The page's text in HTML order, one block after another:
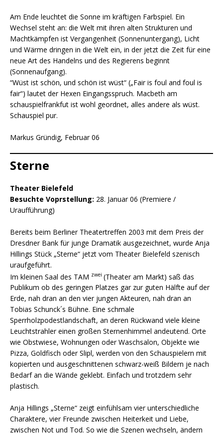
Am Ende leuchtet die Sonne im kräftigen Farbspiel. Ein
Wechsel steht an: die Welt mit ihren alten Strukturen und
Machtkämpfen ist Vergangenheit (Sonnenuntergang), Licht
und Wärme dringen in die Welt ein, in der jetzt die Zeit für eine
neue Art des Handelns und des Regierens beginnt
(Sonnenaufgang).
“Wüst ist schön, und schön ist wüst“ („Fair is foul and foul is
fair“) lautet der Hexen Eingangsspruch. Macbeth am
schauspielfrankfut ist wohl geordnet, alles andere als wüst.
Schauspiel pur.
Markus Gründig, Februar 06
Sterne
Theater Bielefeld
Besuchte Voprstellung: 28. Januar 06 (Premiere /
Uraufführung)
Bereits beim Berliner Theatertreffen 2003 mit dem Preis der
Dresdner Bank für junge Dramatik ausgezeichnet, wurde Anja
Hillings Stück „Sterne“ jetzt vom Theater Bielefeld szenisch
uraufgeführt.
Im kleinen Saal des TAM zwei (Theater am Markt) saß das
Publikum ob des geringen Platzes gar zur guten Hälfte auf der
Erde, nah dran an den vier jungen Akteuren, nah dran an
Tobias Schunck´s Bühne. Eine schmale
Sperrholzpodestlandschaft, an deren Rückwand viele kleine
Leuchtstrahler einen großen Sternenhimmel andeutend. Orte
wie Obstwiese, Wohnungen oder Waschsalon, Objekte wie
Pizza, Goldfisch oder Slipl, werden von den Schauspielern mit
kopierten und ausgeschnittenen schwarz-weiß Bildern je nach
Bedarf an die Wände geklebt. Einfach und trotzdem sehr
plastisch.
Anja Hillings „Sterne“ zeigt einfühlsam vier unterschiedliche
Charaktere, vier Freunde zwischen Heiterkeit und Liebe,
zwischen Not und Tod. So wie die Szenen wechseln, ändern